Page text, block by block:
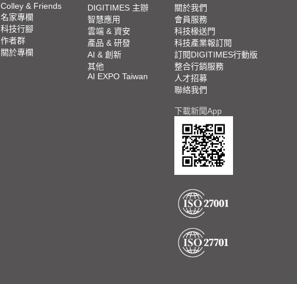
Colley & Friends
名家專欄
科技行腳
作者群
關於專欄
DIGITIMES 主辦
智慧應用
雲端 & 資安
產品 & 研發
AI & 創新
其他
AI EXPO Taiwan
關於我們
會員服務
科技椽送門
科技產業報訂閱
訂閱DIGITIMES行動版
整合行銷服務
人才招募
聯絡我們
下載新聞App